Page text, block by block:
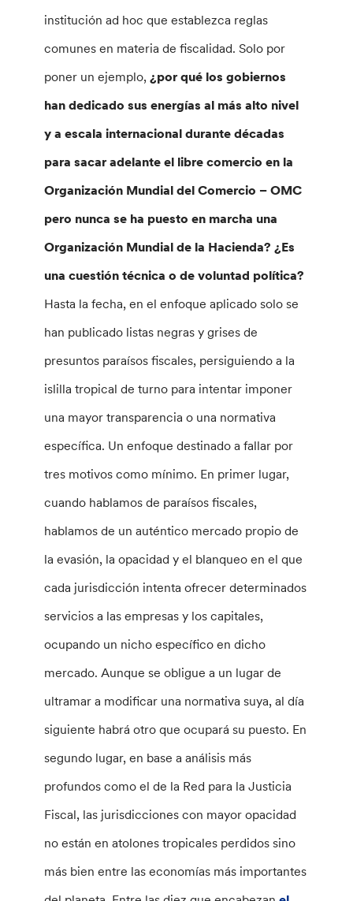
institución ad hoc que establezca reglas
comunes en materia de fiscalidad. Solo por
poner un ejemplo, ¿por qué los gobiernos
han dedicado sus energías al más alto nivel
y a escala internacional durante décadas
para sacar adelante el libre comercio en la
Organización Mundial del Comercio – OMC
pero nunca se ha puesto en marcha una
Organización Mundial de la Hacienda? ¿Es
una cuestión técnica o de voluntad política?
Hasta la fecha, en el enfoque aplicado solo se
han publicado listas negras y grises de
presuntos paraísos fiscales, persiguiendo a la
islilla tropical de turno para intentar imponer
una mayor transparencia o una normativa
específica. Un enfoque destinado a fallar por
tres motivos como mínimo. En primer lugar,
cuando hablamos de paraísos fiscales,
hablamos de un auténtico mercado propio de
la evasión, la opacidad y el blanqueo en el que
cada jurisdicción intenta ofrecer determinados
servicios a las empresas y los capitales,
ocupando un nicho específico en dicho
mercado. Aunque se obligue a un lugar de
ultramar a modificar una normativa suya, al día
siguiente habrá otro que ocupará su puesto. En
segundo lugar, en base a análisis más
profundos como el de la Red para la Justicia
Fiscal, las jurisdicciones con mayor opacidad
no están en atolones tropicales perdidos sino
más bien entre las economías más importantes